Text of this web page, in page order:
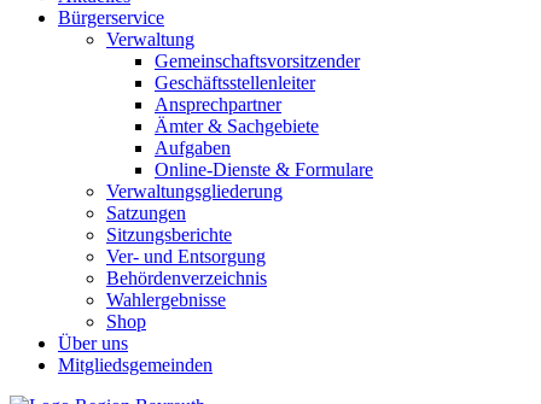
Bürgerservice
Verwaltung
Gemeinschaftsvorsitzender
Geschäftsstellenleiter
Ansprechpartner
Ämter & Sachgebiete
Aufgaben
Online-Dienste & Formulare
Verwaltungsgliederung
Satzungen
Sitzungsberichte
Ver- und Entsorgung
Behördenverzeichnis
Wahlergebnisse
Shop
Über uns
Mitgliedsgemeinden